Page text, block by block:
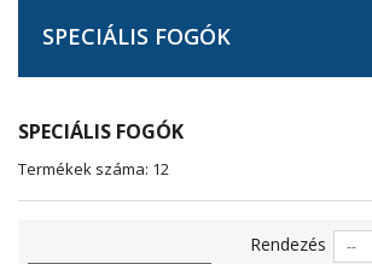
SPECIÁLIS FOGÓK
SPECIÁLIS FOGÓK
Termékek száma: 12
Rendezés
--